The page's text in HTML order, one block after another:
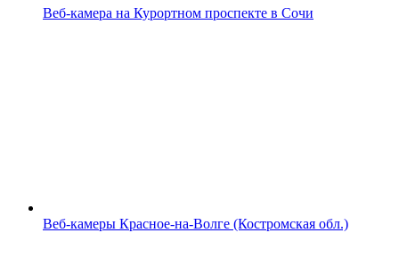
Веб-камера на Курортном проспекте в Сочи
Веб-камеры Красное-на-Волге (Костромская обл.)